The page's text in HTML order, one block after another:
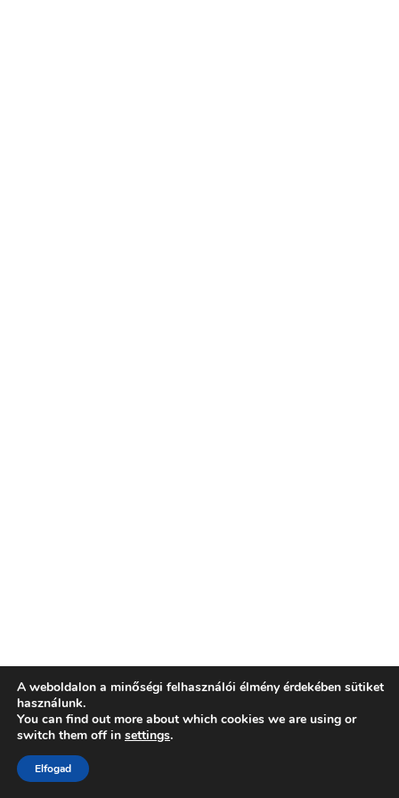
A weboldalon a minőségi felhasználói élmény érdekében sütiket
használunk.
You can find out more about which cookies we are using or
switch them off in settings.
Elfogad